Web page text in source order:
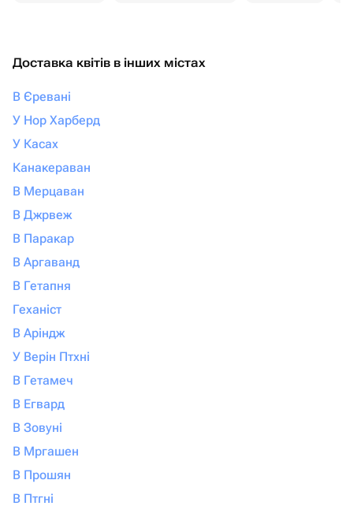
Доставка квітів в інших містах
В Єревані
У Нор Харберд
У Касах
Канакераван
В Мерцаван
В Джрвеж
В Паракар
В Аргаванд
В Гетапня
Геханіст
В Аріндж
У Верін Птхні
В Гетамеч
В Егвард
В Зовуні
В Мргашен
В Прошян
В Птгні